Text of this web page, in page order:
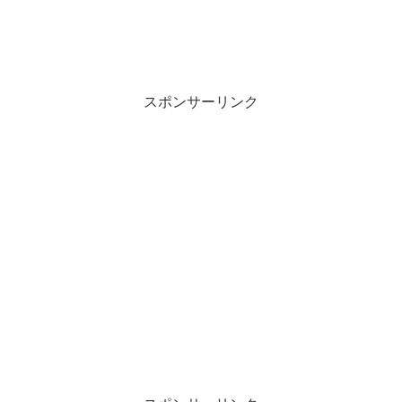
スポンサーリンク